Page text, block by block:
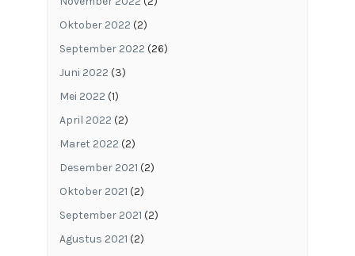
Oktober 2022 (2)
September 2022 (26)
Juni 2022 (3)
Mei 2022 (1)
April 2022 (2)
Maret 2022 (2)
Desember 2021 (2)
Oktober 2021 (2)
September 2021 (2)
Agustus 2021 (2)